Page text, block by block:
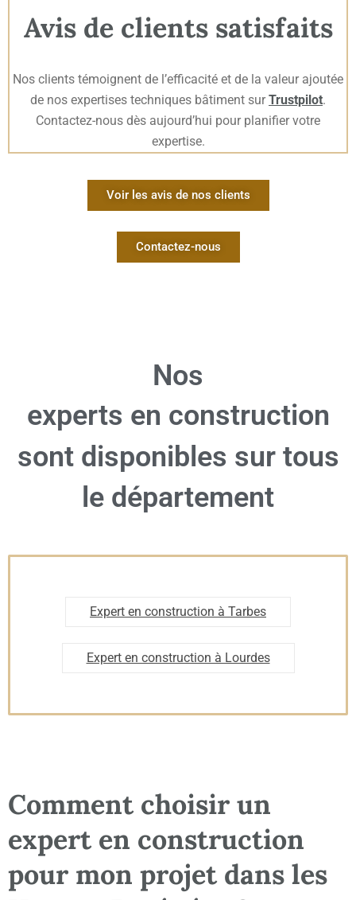
Avis de clients satisfaits
Nos clients témoignent de l’efficacité et de la valeur ajoutée
de nos expertises techniques bâtiment surTrustpilot.
Contactez-nous dès aujourd’hui pour planifier votre
expertise.
Voir les avis de nos clients
Contactez-nous
Nos
experts en construction
sont disponibles sur tous
le département
Expert en construction à Tarbes
Expert en construction à Lourdes
Comment choisir un
expert en construction
pour mon projet dans les